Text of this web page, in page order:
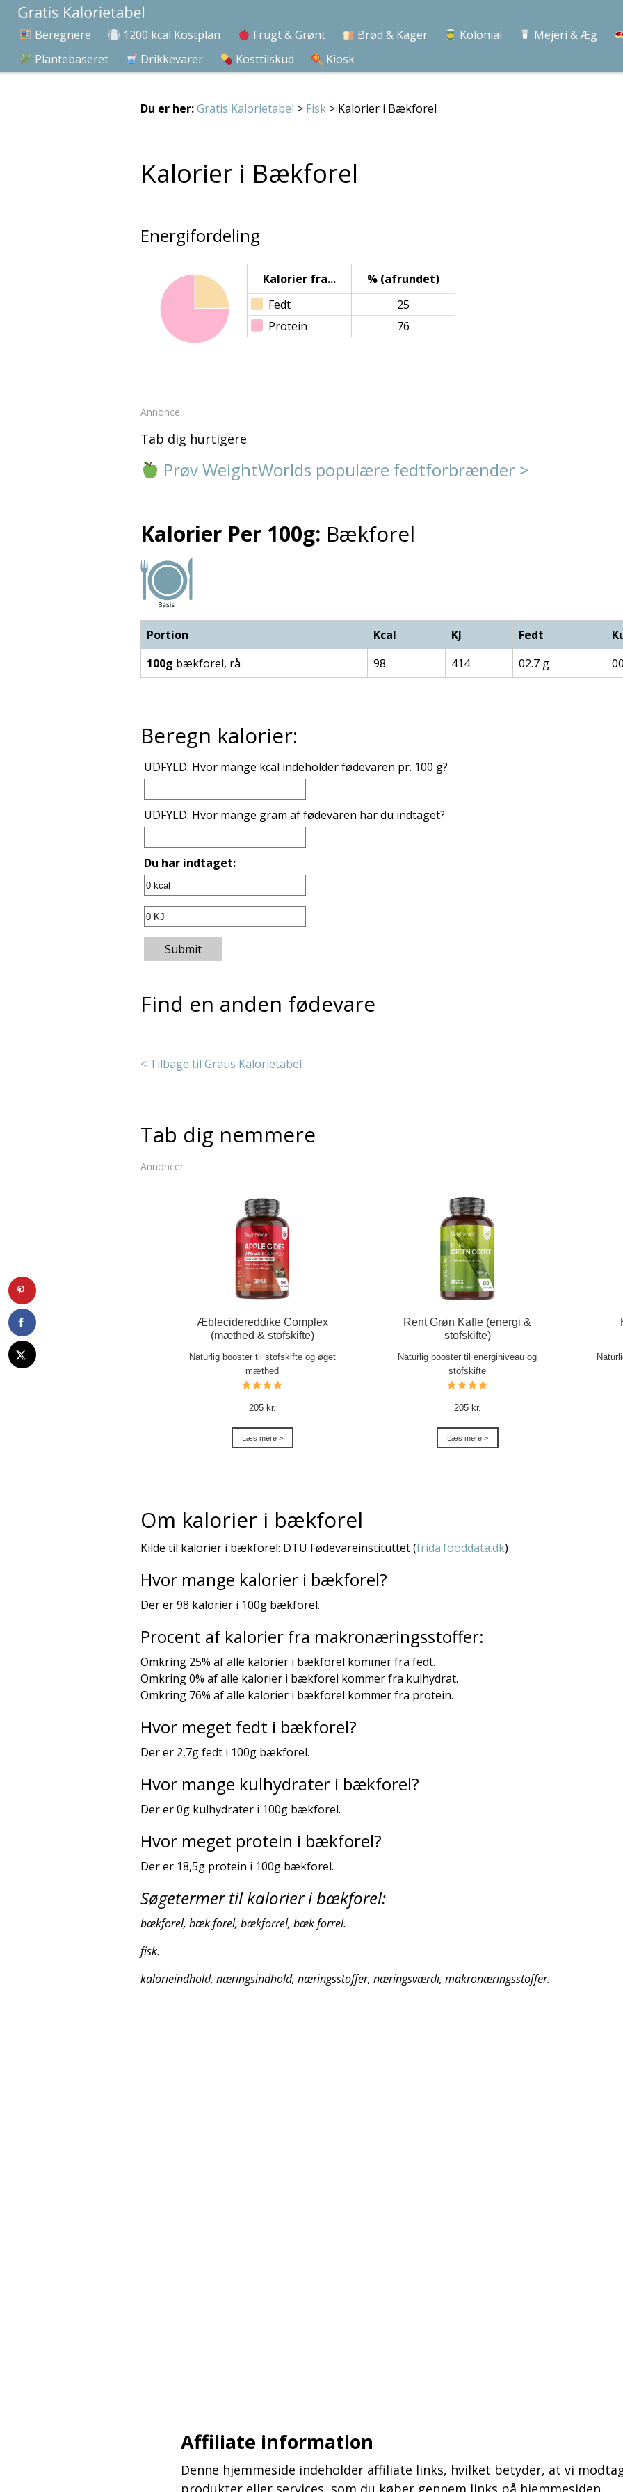
Beregnere 1200 kcal Kostplan Frugt & Grønt Brød & Kager Kolonial Mejeri & Æg
Plantebaseret
Drikkevarer Kosttilskud Kiosk
Du er her:Gratis Kalorietabel > Fisk > Kalorier i Bækforel
Kalorier i Bækforel
Energifordeling
Kalorier fra...
% (afrundet)
Fedt
25
Protein
76
Annonce
Tab dig hurtigere
Prøv WeightWorlds populære fedtforbrænder >
Kalorier Per 100g: Bækforel
Portion Kcal KJ Fedt
100g bækforel, rå 98 414 02.7 g
Beregn kalorier:
UDFYLD: Hvor mange kcal indeholder fødevaren pr. 100 g?
UDFYLD: Hvor mange gram af fødevaren har du indtaget?
Du har indtaget:
Submit
Find en anden fødevare
< Tilbage til Gratis Kalorietabel
Tab dig nemmere
Annoncer
Æblecidereddike Complex
(mæthed & stofskifte)
Naturlig booster til stofskifte og øget
mæthed
205 kr.
Læs mere >
Rent Grøn Kaffe (energi &
stofskifte)
Naturlig booster til energiniveau og
stofskifte
205 kr.
Læs mere >
Om kalorier i bækforel
Kilde til kalorier i bækforel: DTU Fødevareinstituttet (frida.fooddata.dk)
Hvor mange kalorier i bækforel?
Der er 98 kalorier i 100g bækforel.
Procent af kalorier fra makronæringsstoffer:
Omkring 25% af alle kalorier i bækforel kommer fra fedt.
Omkring 0% af alle kalorier i bækforel kommer fra kulhydrat.
Omkring 76% af alle kalorier i bækforel kommer fra protein.
Hvor meget fedt i bækforel?
Der er 2,7g fedt i 100g bækforel.
Hvor mange kulhydrater i bækforel?
Der er 0g kulhydrater i 100g bækforel.
Hvor meget protein i bækforel?
Der er 18,5g protein i 100g bækforel.
Søgetermer til kalorier i bækforel:
bækforel, bæk forel, bækforrel, bæk forrel.
fisk.
kalorieindhold, næringsindhold, næringsstoffer, næringsværdi, makronæringsstoffer.
Affiliate information
Denne hjemmeside indeholder affiliate links, hvilket betyder, at vi
produkter eller services, som du køber gennem links på hjemmesiden.